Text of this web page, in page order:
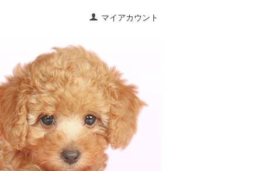
マイアカウント